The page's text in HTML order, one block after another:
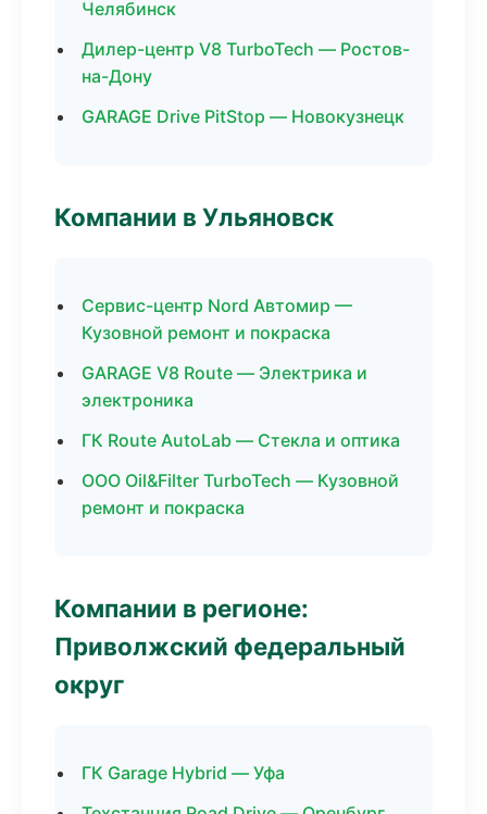
Челябинск
Дилер-центр V8 TurboTech — Ростов-
на-Дону
GARAGE Drive PitStop — Новокузнецк
Компании в Ульяновск
Сервис-центр Nord Автомир —
Кузовной ремонт и покраска
GARAGE V8 Route — Электрика и
электроника
ГК Route AutoLab — Стекла и оптика
ООО Oil&Filter TurboTech — Кузовной
ремонт и покраска
Компании в регионе:
Приволжский федеральный
округ
ГК Garage Hybrid — Уфа